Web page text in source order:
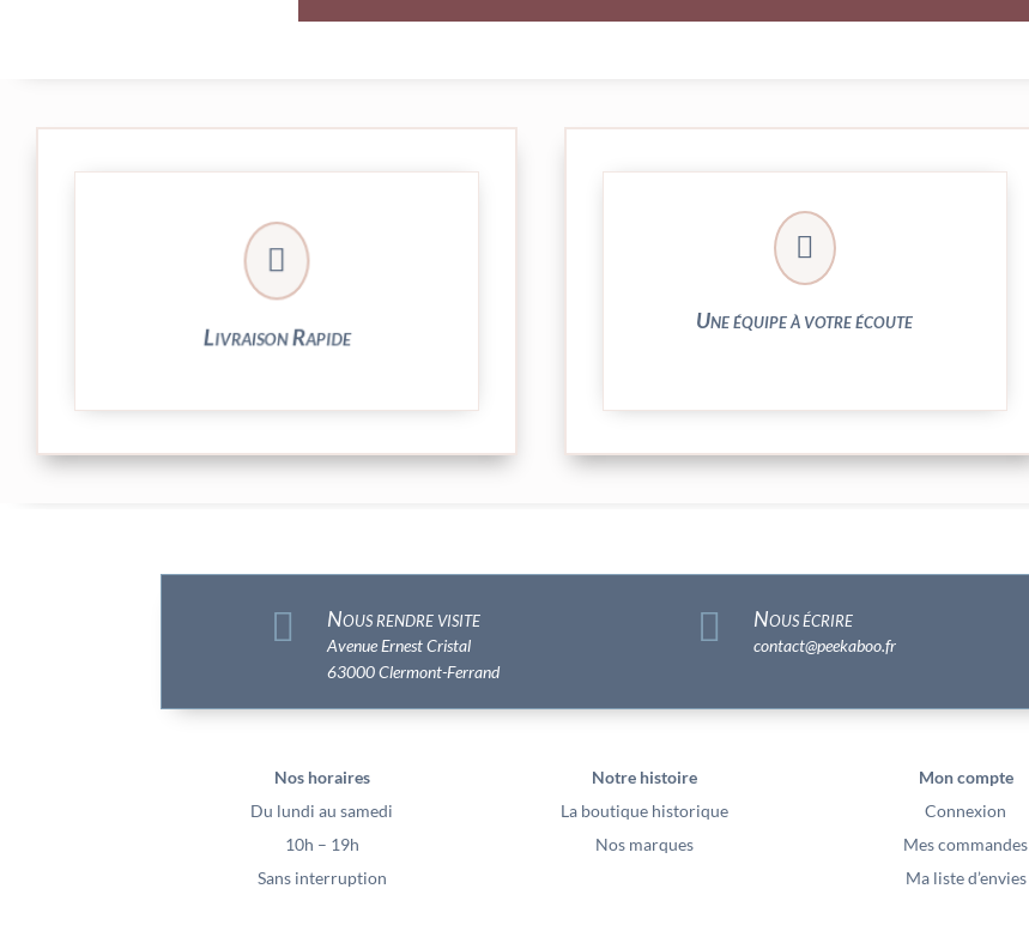

Livraison Rapide
Votre commande est expédiée sous 24/48h
et livrée par Colissimo. 
Une équipe à votre écoute
N’hésitez pas à nous solliciter
► 04 73 27 04 20
► contact@peekaboo.fr
 Nous rendre visite
Avenue Ernest Cristal
63000 Clermont-Ferrand
 Nous écrire
contact@peekaboo.fr
Nos horaires
Du lundi au samedi
10h – 19h
Sans interruption
Notre histoire
La boutique historique
Nos marques
Mon compte
Connexion
Mes commandes
Ma liste d’envies